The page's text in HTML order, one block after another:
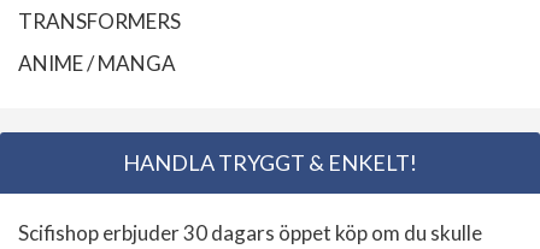
TRANSFORMERS
ANIME / MANGA
HANDLA TRYGGT & ENKELT!
Scifishop erbjuder 30 dagars öppet köp om du skulle